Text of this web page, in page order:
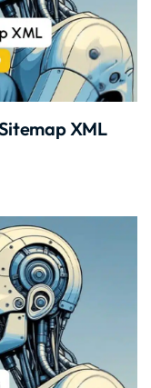
XML